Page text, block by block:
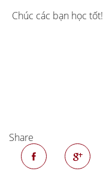
Chúc các bạn học tốt!
Share